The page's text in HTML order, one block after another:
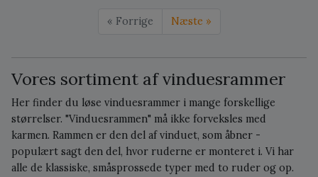
« Forrige Næste »
Vores sortiment af vinduesrammer
Her finder du løse vinduesrammer i mange forskellige
størrelser. "Vinduesrammen" må ikke forveksles med
karmen. Rammen er den del af vinduet, som åbner -
populært sagt den del, hvor ruderne er monteret i. Vi har
alle de klassiske, småsprossede typer med to ruder og op.